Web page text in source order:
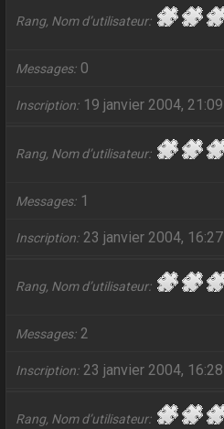
Rang, Nom d’utilisateur
Messages 0
Inscription 19 janvier 2004, 21:09
Rang, Nom d’utilisateur
Messages 1
Inscription 23 janvier 2004, 16:27
Rang, Nom d’utilisateur
Messages 2
Inscription 23 janvier 2004, 16:28
Rang, Nom d’utilisateur